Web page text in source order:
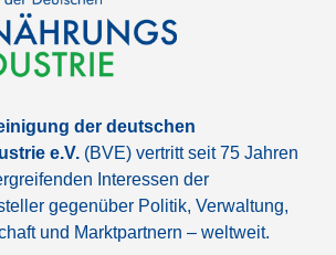
der deutschen
e.V. (BVE) vertritt seit 75 Jahren
Interessen der
gegenüber Politik, Verwaltung,
und Marktpartnern – weltweit.